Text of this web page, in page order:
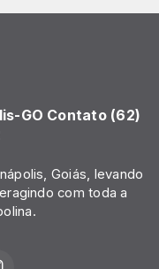
GO Contato (62)
Goiás, levando
com toda a